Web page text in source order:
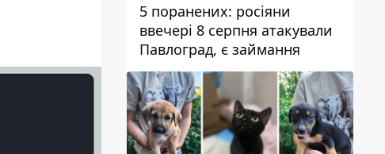
5 поранених: росіяни
ввечері 8 серпня атакували
Павлоград, є займання